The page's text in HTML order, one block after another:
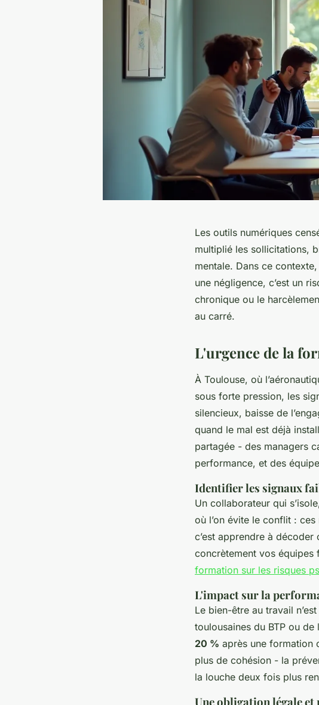
Les outils numériques
multiplié les sollicitations,
mentale. Dans ce
une négligence, c’est un
chronique ou le
au carré.
L'urgence de la
À Toulouse, où
sous forte pression, les
silencieux, baisse de
quand le mal est déjà
partagée - des managers
performance, et des
Identifier les signaux
Un collaborateur qui
où l’on évite le conflit :
c’est apprendre à décoder
concrètement vos équipes
formation sur les risques
L'impact sur la
Le bien-être au travail
toulousaines du BTP ou de
20 % après une formation
plus de cohésion - la
la louche deux fois plus
Une obligation légale et